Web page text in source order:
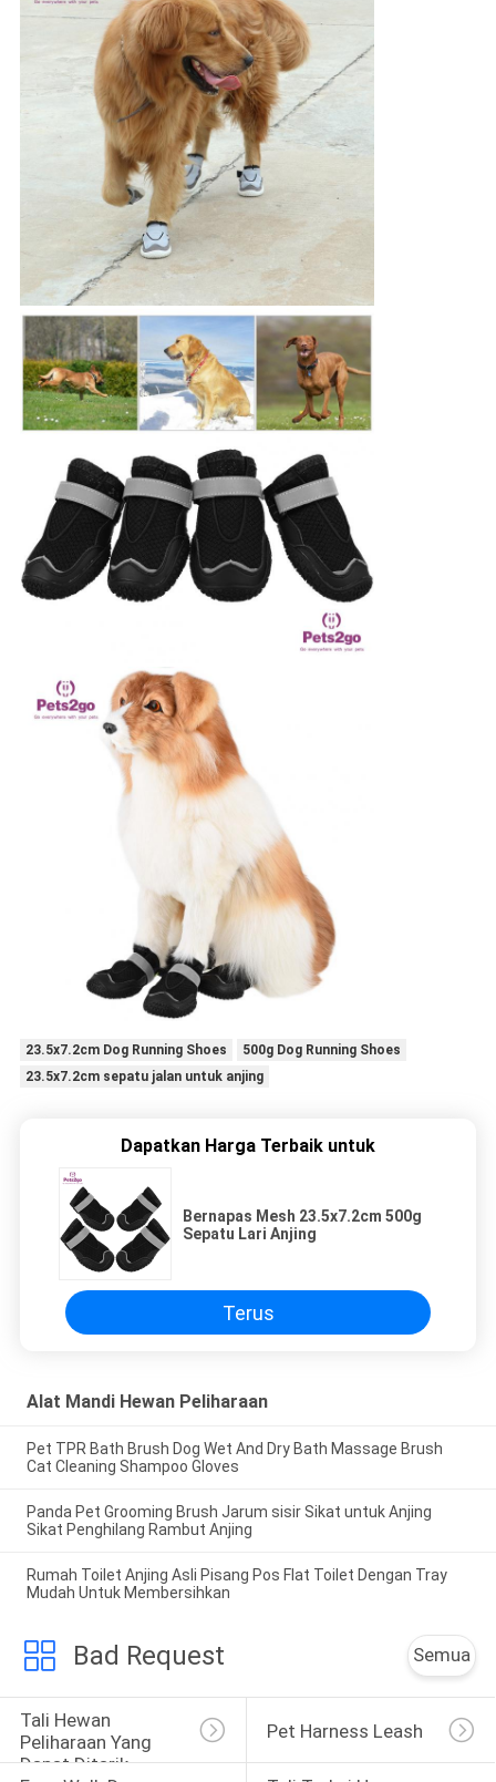
23.5x7.2cm Dog Running Shoes
500g Dog Running Shoes
23.5x7.2cm sepatu jalan untuk anjing
Dapatkan Harga Terbaik untuk
Bernapas Mesh 23.5x7.2cm 500g
Sepatu Lari Anjing
Terus
Alat Mandi Hewan Peliharaan
Pet TPR Bath Brush Dog Wet And Dry Bath Massage Brush
Cat Cleaning Shampoo Gloves
Panda Pet Grooming Brush Jarum sisir Sikat untuk Anjing
Sikat Penghilang Rambut Anjing
Rumah Toilet Anjing Asli Pisang Pos Flat Toilet Dengan Tray
Mudah Untuk Membersihkan
Bad Request Semua
Tali Hewan
Peliharaan Yang
Dapat Ditarik
Pet Harness Leash